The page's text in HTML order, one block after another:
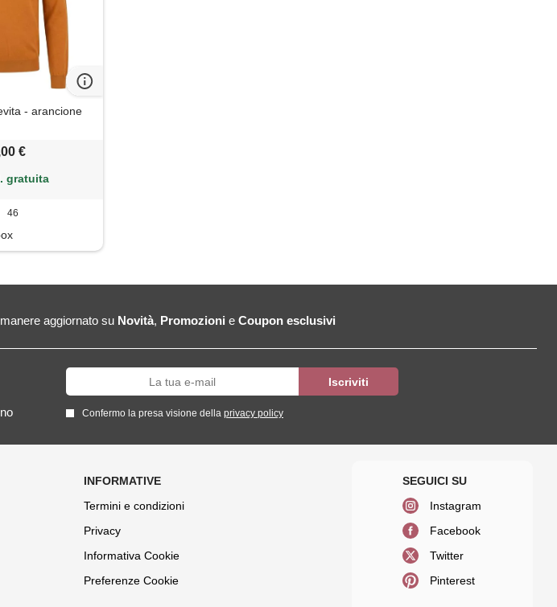
- arancione
€
gratuita
46
aggiornato su Novità, Promozioni e Coupon esclusivi
Confermo la presa visione della privacy policy
Termini e condizioni
Privacy
Informativa Cookie
Preferenze Cookie
Instagram
Facebook
Twitter
Pinterest